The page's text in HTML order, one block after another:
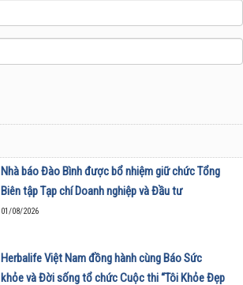
Nhà báo Đào Bình được bổ nhiệm giữ chức Tổng
Biên tập Tạp chí Doanh nghiệp và Đầu tư
01/08/2026
Herbalife Việt Nam đồng hành cùng Báo Sức
khỏe và Đời sống tổ chức Cuộc thi “Tôi Khỏe Đẹp